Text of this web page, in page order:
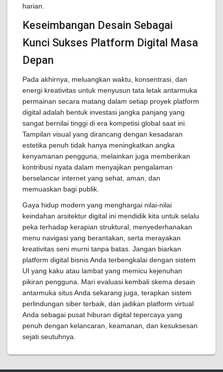
harian.
Keseimbangan Desain Sebagai
Kunci Sukses Platform Digital Masa
Depan
Pada akhirnya, meluangkan waktu, konsentrasi, dan
energi kreativitas untuk menyusun tata letak antarmuka
permainan secara matang dalam setiap proyek platform
digital adalah bentuk investasi jangka panjang yang
sangat bernilai tinggi di era kompetisi global saat ini.
Tampilan visual yang dirancang dengan kesadaran
estetika penuh tidak hanya meningkatkan angka
kenyamanan pengguna, melainkan juga memberikan
kontribusi nyata dalam menyajikan pengalaman
berselancar internet yang sehat, aman, dan
memuaskan bagi publik.
Gaya hidup modern yang menghargai nilai-nilai
keindahan arsitektur digital ini mendidik kita untuk selalu
peka terhadap kerapian struktural, menyederhanakan
menu navigasi yang berantakan, serta merayakan
kreativitas seni murni tanpa batas. Jangan biarkan
platform digital bisnis Anda terbengkalai dengan sistem
UI yang kaku atau lambat yang memicu kejenuhan
pikiran pengguna. Mari evaluasi kembali skema desain
antarmuka situs Anda sekarang juga, terapkan sistem
perlindungan siber terbaik, dan jadikan platform virtual
Anda sebagai pusat hiburan digital tepercaya yang
penuh dengan kelancaran, keamanan, dan kesuksesan
sejati seutuhnya.